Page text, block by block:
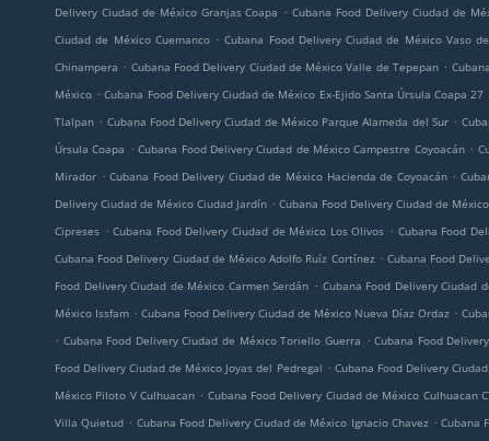
Delivery Ciudad de México Granjas Coapa . Cubana Food Delivery Ciudad de
Ciudad de México Cuemanco . Cubana Food Delivery Ciudad de México Vaso
Chinampera . Cubana Food Delivery Ciudad de México Valle de Tepepan .
México . Cubana Food Delivery Ciudad de México Ex-Ejido Santa Úrsula Coapa 27
Tlalpan . Cubana Food Delivery Ciudad de México Parque Alameda del Sur .
Úrsula Coapa . Cubana Food Delivery Ciudad de México Campestre Coyoacán .
Mirador . Cubana Food Delivery Ciudad de México Hacienda de Coyoacán .
Delivery Ciudad de México Ciudad Jardín . Cubana Food Delivery Ciudad de
Cipreses . Cubana Food Delivery Ciudad de México Los Olivos . Cubana Food
Cubana Food Delivery Ciudad de México Adolfo Ruíz Cortínez . Cubana Food
Food Delivery Ciudad de México Carmen Serdán . Cubana Food Delivery Ciudad
México Issfam . Cubana Food Delivery Ciudad de México Nueva Díaz Ordaz .
. Cubana Food Delivery Ciudad de México Toriello Guerra . Cubana Food
Food Delivery Ciudad de México Joyas del Pedregal . Cubana Food Delivery
México Piloto V Culhuacan . Cubana Food Delivery Ciudad de México Culhuacan
Villa Quietud . Cubana Food Delivery Ciudad de México Ignacio Chavez . Cubana